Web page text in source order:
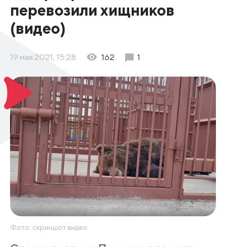
перевозили хищников
(видео)
19 мая 2021, 15:28 162 1
Фото: скриншот видео